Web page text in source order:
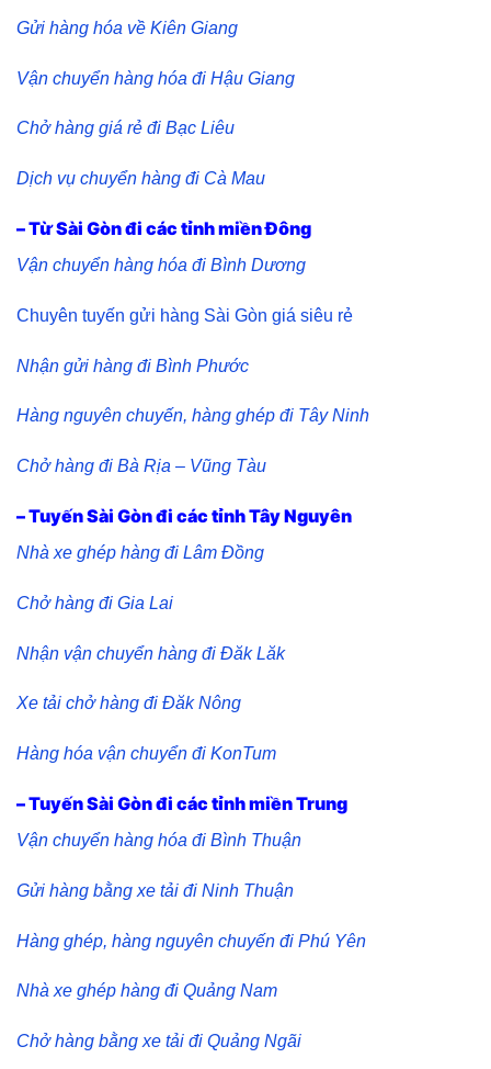
Gửi hàng hóa về Kiên Giang
Vận chuyển hàng hóa đi Hậu Giang
Chở hàng giá rẻ đi Bạc Liêu
Dịch vụ chuyển hàng đi Cà Mau
– Từ Sài Gòn đi các tỉnh miền Đông
Vận chuyển hàng hóa đi Bình Dương
Chuyên tuyến gửi hàng Sài Gòn giá siêu rẻ
Nhận gửi hàng đi Bình Phước
Hàng nguyên chuyến, hàng ghép đi Tây Ninh
Chở hàng đi Bà Rịa – Vũng Tàu
– Tuyến Sài Gòn đi các tỉnh Tây Nguyên
Nhà xe ghép hàng đi Lâm Đồng
Chở hàng đi Gia Lai
Nhận vận chuyển hàng đi Đăk Lăk
Xe tải chở hàng đi Đăk Nông
Hàng hóa vận chuyển đi KonTum
– Tuyến Sài Gòn đi các tỉnh miền Trung
Vận chuyển hàng hóa đi Bình Thuận
Gửi hàng bằng xe tải đi Ninh Thuận
Hàng ghép, hàng nguyên chuyến đi Phú Yên
Nhà xe ghép hàng đi Quảng Nam
Chở hàng bằng xe tải đi Quảng Ngãi